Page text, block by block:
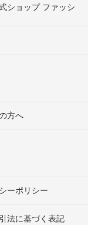
ショップ ファッシ
方へ
ーポリシー
法に基づく表記